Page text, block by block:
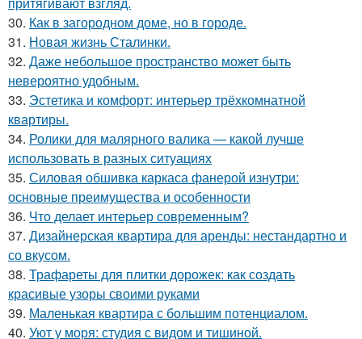
30. Как в загородном доме, но в городе.
31. Новая жизнь Сталинки.
32. Даже небольшое пространство может быть
невероятно удобным.
33. Эстетика и комфорт: интерьер трёхкомнатной
квартиры.
34. Ролики для малярного валика — какой лучше
использовать в разных ситуациях
35. Силовая обшивка каркаса фанерой изнутри:
основные преимущества и особенности
36. Что делает интерьер современным?
37. Дизайнерская квартира для аренды: нестандартно и
со вкусом.
38. Трафареты для плитки дорожек: как создать
красивые узоры своими руками
39. Маленькая квартира с большим потенциалом.
40. Уют у моря: студия с видом и тишиной.